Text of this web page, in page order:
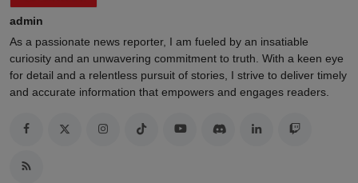
admin
As a passionate news reporter, I am fueled by an insatiable
curiosity and an unwavering commitment to truth. With a keen eye
for detail and a relentless pursuit of stories, I strive to deliver timely
and accurate information that empowers and engages readers.